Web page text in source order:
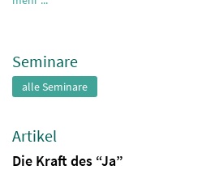
Seminare
alle Seminare
Artikel
Die Kraft des “Ja”